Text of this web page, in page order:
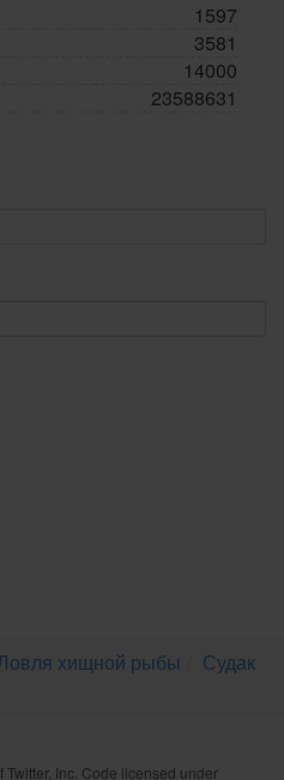
1597
3581
14000
23588631
хищной рыбы
Судак
Twitter, Inc. Code licensed under